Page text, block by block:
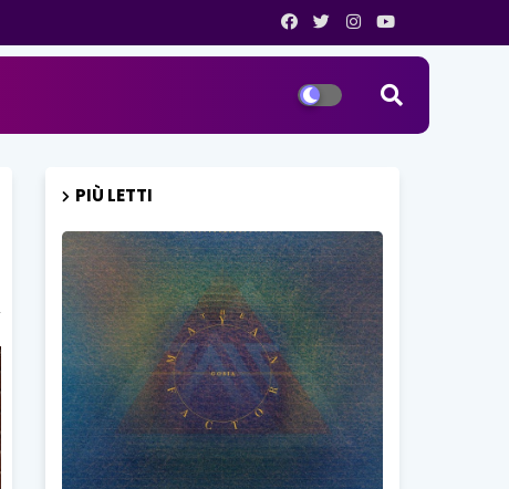
PIÙ LETTI